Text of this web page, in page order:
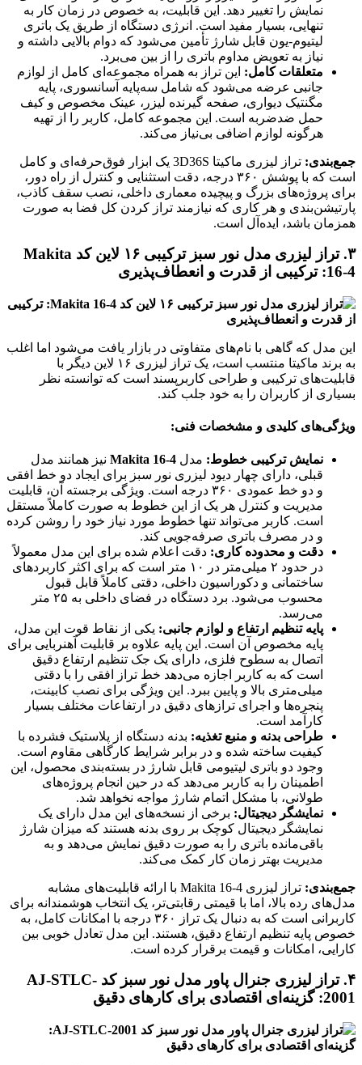
نمایش را تغییر دهد. این قابلیت، به خصوص در زمان کار به
تنهایی، بسیار مفید است. انرژی دستگاه از طریق یک باتری
لیتیوم-یون قابل شارژ تأمین می‌شود که دوام بالایی داشته و
نیاز به تعویض مداوم باتری را از بین می‌برد.
متعلقات کامل: این تراز به همراه مجموعه‌ای کامل از لوازم
جانبی عرضه می‌شود که شامل سه‌پایه آسانسوری، پایه
مگنتیک دیواری، صفحه گیرنده لیزر، عینک مخصوص و کیف
حمل ضدضربه است. این مجموعه کامل، کاربر را از تهیه
هرگونه لوازم اضافی بی‌نیاز می‌کند.
جمع‌بندی:
تراز لیزری ماکیتا 3D36S یک ابزار فوق‌حرفه‌ای و کامل
است که با پوشش ۳۶۰ درجه، دقت استثنایی و کنترل از راه دور،
برای پروژه‌های بزرگ و پیچیده معماری داخلی، نصب سقف کاذب،
پارتیشن‌بندی و هر کاری که نیازمند تراز کردن کل فضا به صورت
همزمان باشد، ایده‌آل است.
۳. تراز لیزری مدل نور سبز ترکیبی ۱۶ لاین کد Makita
16-4: ترکیبی از قدرت و انعطاف‌پذیری
این مدل که گاهی با نام‌های متفاوتی در بازار یافت می‌شود اما اغلب
به برند ماکیتا منتسب است، یک تراز لیزری ۱۶ لاین دیگر با
قابلیت‌های ترکیبی و طراحی کاربرپسند است که توانسته نظر
بسیاری از کاربران را به خود جلب کند.
ویژگی‌های کلیدی و مشخصات فنی:
نمایش ترکیبی خطوط: مدل Makita 16-4 نیز همانند مدل
قبلی، دارای چهار دیود لیزری نور سبز برای ایجاد دو خط افقی
و دو خط عمودی ۳۶۰ درجه است. ویژگی برجسته آن، قابلیت
مدیریت و کنترل هر یک از این خطوط به صورت کاملاً مستقل
است. کاربر می‌تواند تنها خطوط مورد نیاز خود را روشن کرده
و در مصرف باتری صرفه‌جویی کند.
دقت و محدوده کاری: دقت اعلام شده برای این مدل معمولاً
در حدود ۲ میلی‌متر در ۱۰ متر است که برای اکثر کاربردهای
ساختمانی و دکوراسیون داخلی، دقتی کاملاً قابل قبول
محسوب می‌شود. برد دستگاه در فضای داخلی به ۲۵ متر
می‌رسد.
پایه تنظیم ارتفاع و لوازم جانبی: یکی از نقاط قوت این مدل،
پایه مخصوص آن است. این پایه علاوه بر قابلیت آهنربایی برای
اتصال به سطوح فلزی، دارای یک جک تنظیم ارتفاع دقیق
است که به کاربر اجازه می‌دهد خط تراز افقی را با دقتی
میلی‌متری بالا و پایین ببرد. این ویژگی برای نصب کابینت،
پنجره‌ها و اجرای ترازهای دقیق در ارتفاعات مختلف بسیار
کارآمد است.
طراحی بدنه و منبع تغذیه: بدنه دستگاه از پلاستیک فشرده با
کیفیت ساخته شده و در برابر شرایط کارگاهی مقاوم است.
وجود دو باتری لیتیومی قابل شارژ در بسته‌بندی محصول، این
اطمینان را به کاربر می‌دهد که در حین انجام پروژه‌های
طولانی، با مشکل اتمام شارژ مواجه نخواهد شد.
نمایشگر دیجیتال: برخی از نسخه‌های این مدل دارای یک
نمایشگر دیجیتال کوچک بر روی بدنه هستند که میزان شارژ
باقی‌مانده باتری را به صورت دقیق نمایش می‌دهد و به
مدیریت بهتر زمان کار کمک می‌کند.
جمع‌بندی:
تراز لیزری Makita 16-4 با ارائه قابلیت‌های مشابه
مدل‌های رده بالا، اما با قیمتی رقابتی‌تر، یک انتخاب هوشمندانه برای
کاربرانی است که به دنبال یک تراز ۳۶۰ درجه با امکانات کامل، به
خصوص پایه تنظیم ارتفاع دقیق، هستند. این مدل تعادل خوبی بین
کارایی، امکانات و قیمت برقرار کرده است.
۴. تراز لیزری جنرال پاور مدل نور سبز کد AJ-STLC-
2001: گزینه‌ای اقتصادی برای کارهای دقیق